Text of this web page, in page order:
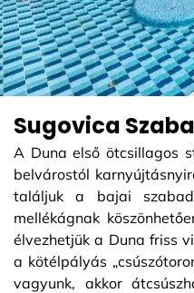
Sugovica
A Duna első ötcsillagos
belvárostól
találjuk a bajai
mellékágnak
élvezhetjük a Duna friss
a kötélpályás
vagyunk, akkor